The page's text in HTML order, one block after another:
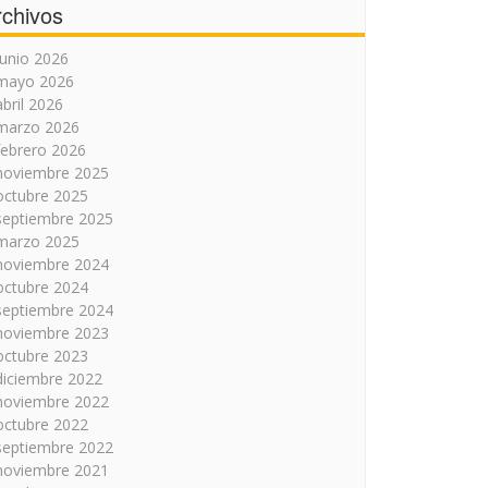
2026
2026
2026
2026
2026
2025
2025
2025
2025
2024
2024
2024
2023
2023
2022
2022
2022
2022
2021